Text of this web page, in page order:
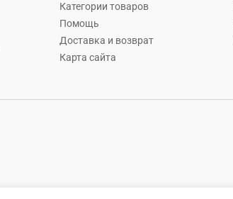
Категории товаров
Помощь
Доставка и возврат
Карта сайта